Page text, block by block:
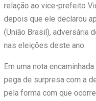
relação ao vice-prefeito
depois que ele declarou
(União Brasil), adversária
nas eleições deste ano.
Em uma nota
pega de surpresa com a
pela forma com que